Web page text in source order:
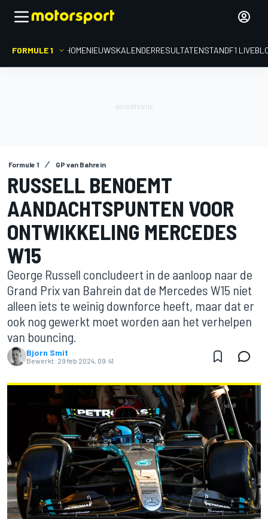
FORMULE 1 HOMENIEUWSKALENDERRESULTATENSTANDF1
Formule 1 GP van Bahrein
RUSSELL BENOEMT
AANDACHTSPUNTEN VOOR
ONTWIKKELING MERCEDES
W15
George Russell concludeert in de aanloop naar de
Grand Prix van Bahrein dat de Mercedes W15 niet
alleen iets te weinig downforce heeft, maar dat er
ook nog gewerkt moet worden aan het verhelpen
van bouncing.
Bjorn Smit
Bewerkt: 29 feb 2024, 09:41